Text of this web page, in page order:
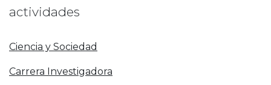
actividades
Ciencia y Sociedad
Carrera Investigadora